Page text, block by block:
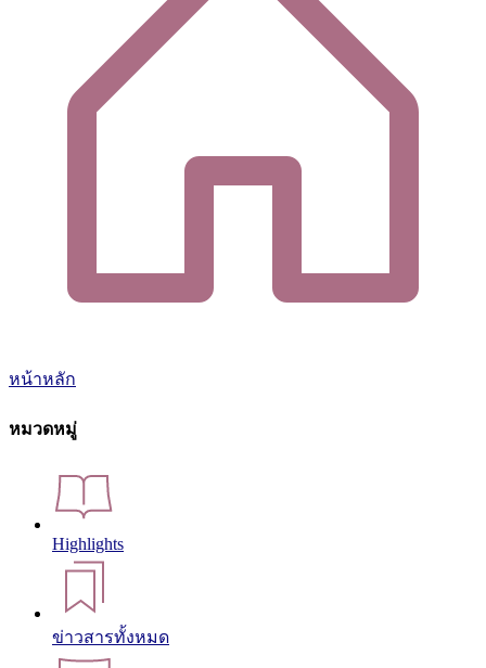
หน้าหลัก
หมวดหมู่
Highlights
ข่าวสารทั้งหมด